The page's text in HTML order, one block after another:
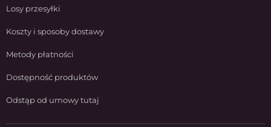
Losy przesyłki
Koszty i sposoby dostawy
Metody płatności
Dostępność produktów
Odstąp od umowy tutaj